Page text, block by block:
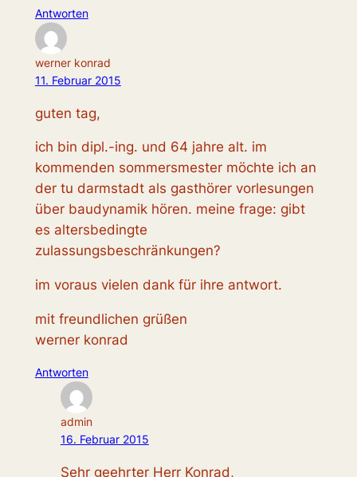
Antworten
werner konrad
11. Februar 2015
guten tag,
ich bin dipl.-ing. und 64 jahre alt. im
kommenden sommersmester möchte ich an
der tu darmstadt als gasthörer vorlesungen
über baudynamik hören. meine frage: gibt
es altersbedingte
zulassungsbeschränkungen?
im voraus vielen dank für ihre antwort.
mit freundlichen grüßen
werner konrad
Antworten
admin
16. Februar 2015
Sehr geehrter Herr Konrad,